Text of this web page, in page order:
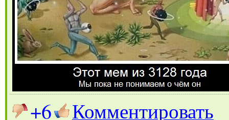
+6
Комментировать